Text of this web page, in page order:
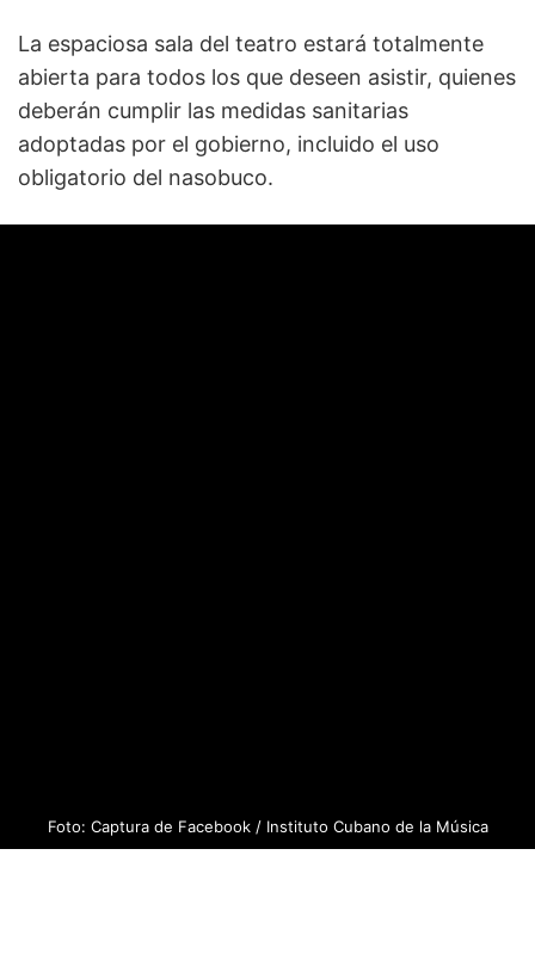
La espaciosa sala del teatro estará totalmente
abierta para todos los que deseen asistir, quienes
deberán cumplir las medidas sanitarias
adoptadas por el gobierno, incluido el uso
obligatorio del nasobuco.
Foto: Captura de Facebook / Instituto Cubano de la Música